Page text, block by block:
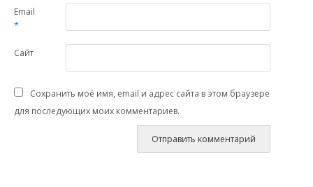
Email
*
Сайт
Сохранить моё имя, email и адрес сайта в этом браузере
для последующих моих комментариев.